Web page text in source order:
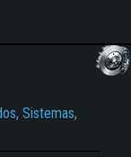
Sistemas,